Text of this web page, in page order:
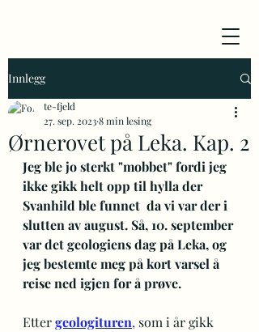
Innlegg
Ørnerovet på Leka. Kap. 2
te-fjeld
27. sep. 20238 min lesing
Jeg ble jo sterkt "mobbet" fordi jeg
ikke gikk helt opp til hylla der
Svanhild ble funnet  da vi var der i
slutten av august. Så, 10. september
var det geologiens dag på Leka, og
jeg bestemte meg på kort varsel å
reise ned igjen for å prøve.
Etter geologituren, som i år gikk